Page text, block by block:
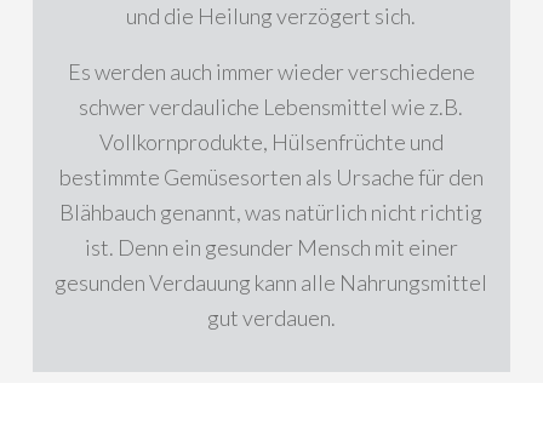
und die Heilung verzögert sich.
Es werden auch immer wieder verschiedene
schwer verdauliche Lebensmittel wie z.B.
Vollkornprodukte, Hülsenfrüchte und
bestimmte Gemüsesorten als Ursache für den
Blähbauch genannt, was natürlich nicht richtig
ist. Denn ein gesunder Mensch mit einer
gesunden Verdauung kann alle Nahrungsmittel
gut verdauen.